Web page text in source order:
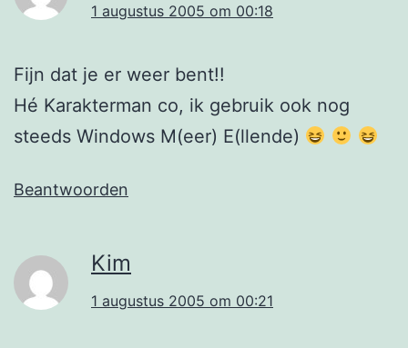
1 augustus 2005 om 00:18
Fijn dat je er weer bent!!
Hé Karakterman co, ik gebruik ook nog
steeds Windows M(eer) E(llende)
Beantwoorden
Kim
1 augustus 2005 om 00:21